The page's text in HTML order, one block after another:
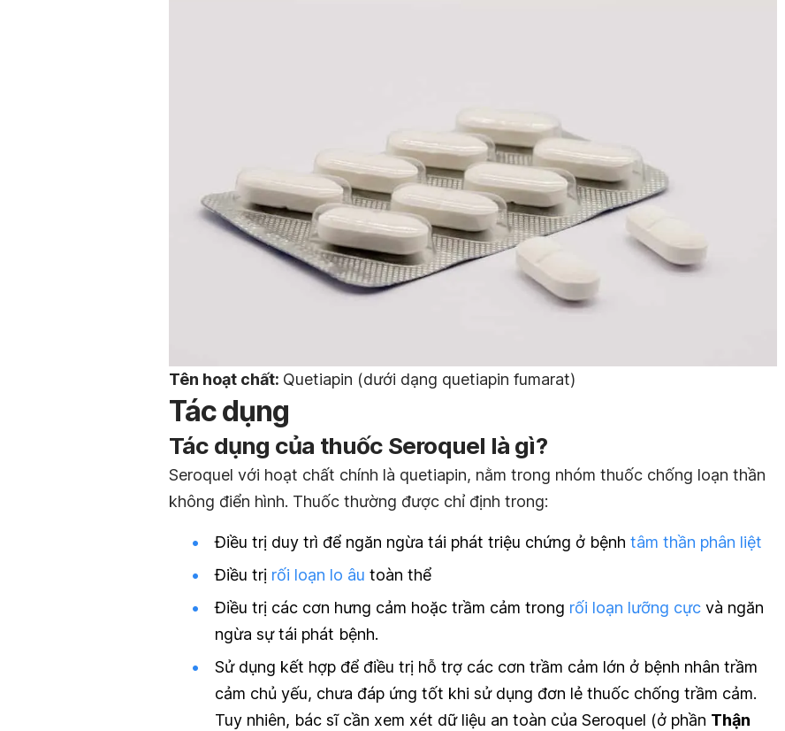
Tên hoạt chất: Quetiapin (dưới dạng quetiapin fumarat)
Tác dụng
Tác dụng của thuốc Seroquel là gì?
Seroquel với hoạt chất chính là quetiapin, nằm trong nhóm thuốc chống loạn thần
không điển hình. Thuốc thường được chỉ định trong:
Điều trị duy trì để ngăn ngừa tái phát triệu chứng ở bệnh tâm thần phân liệt
Điều trị rối loạn lo âu toàn thể
Điều trị các cơn hưng cảm hoặc trầm cảm trong rối loạn lưỡng cực và ngăn
ngừa sự tái phát bệnh.
Sử dụng kết hợp để điều trị hỗ trợ các cơn trầm cảm lớn ở bệnh nhân trầm
cảm chủ yếu, chưa đáp ứng tốt khi sử dụng đơn lẻ thuốc chống trầm cảm.
Tuy nhiên, bác sĩ cần xem xét dữ liệu an toàn của Seroquel (ở phần Thận